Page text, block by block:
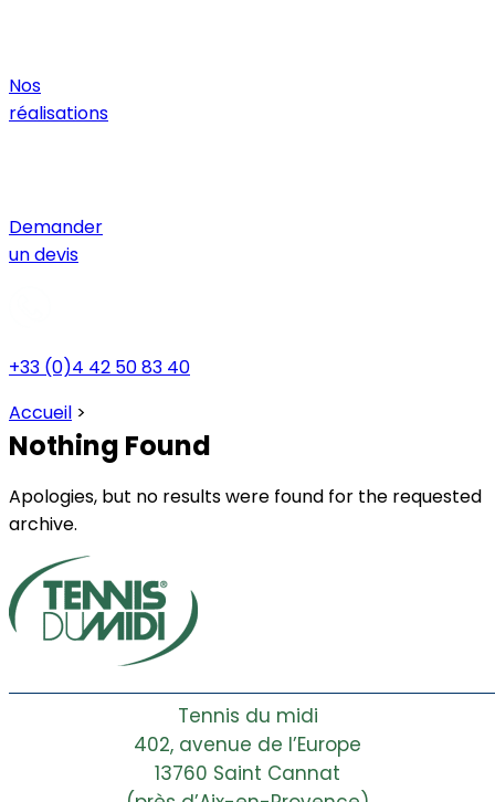
Nos
réalisations
Demander
un devis
+33 (0)4 42 50 83 40
Accueil >
Nothing Found
Apologies, but no results were found for the requested
archive.
Tennis du midi
402, avenue de l’Europe
13760 Saint Cannat